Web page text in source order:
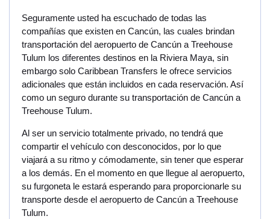
Seguramente usted ha escuchado de todas las
compañías que existen en Cancún, las cuales brindan
transportación del aeropuerto de Cancún a Treehouse
Tulum los diferentes destinos en la Riviera Maya, sin
embargo solo Caribbean Transfers le ofrece servicios
adicionales que están incluidos en cada reservación. Así
como un seguro durante su transportación de Cancún a
Treehouse Tulum.
Al ser un servicio totalmente privado, no tendrá que
compartir el vehículo con desconocidos, por lo que
viajará a su ritmo y cómodamente, sin tener que esperar
a los demás. En el momento en que llegue al aeropuerto,
su furgoneta le estará esperando para proporcionarle su
transporte desde el aeropuerto de Cancún a Treehouse
Tulum.